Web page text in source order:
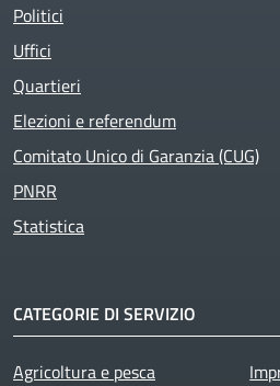
Politici
Uffici
Quartieri
Elezioni e referendum
Comitato Unico di Garanzia (CUG)
PNRR
Statistica
CATEGORIE DI SERVIZIO
Agricoltura e pesca